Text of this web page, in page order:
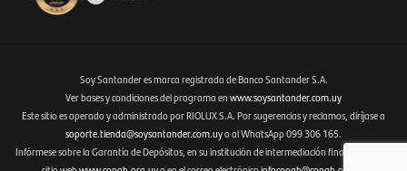
Fenicio eCommerce Uruguay
Soy Santander es marca registrada de Banco Santander S.A.
Ver bases y condiciones del programa en www.soysantander.com.uy
Este sitio es operado y administrado por RIOLUX S.A. Por sugerencias y reclamos, diríjase a
soporte.tienda@soysantander.com.uyo al WhatsApp 099 306 165.
Infórmese sobre la Garantía de Depósitos, en su institución de intermediación financiera, en el